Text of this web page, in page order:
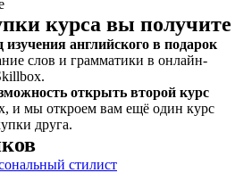
курса вы получите
изучения английского в подарок
слов и грамматики в онлайн-
открыть второй курс
и мы откроем вам ещё один курс
друга.
стилист